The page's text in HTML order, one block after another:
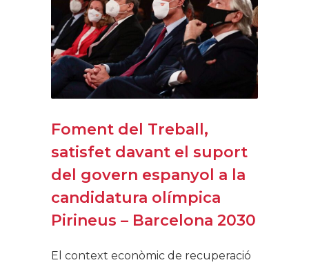
Foment del Treball,
satisfet davant el suport
del govern espanyol a la
candidatura olímpica
Pirineus – Barcelona 2030
El context econòmic de recuperació